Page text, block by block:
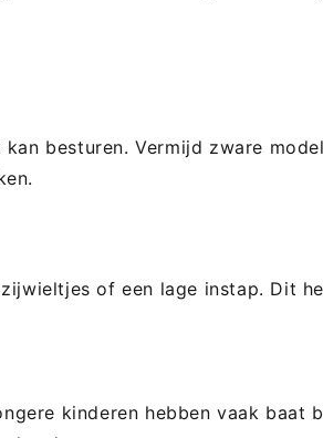
besturen. Vermijd zware
of een lage instap. Dit
kinderen hebben vaak baat